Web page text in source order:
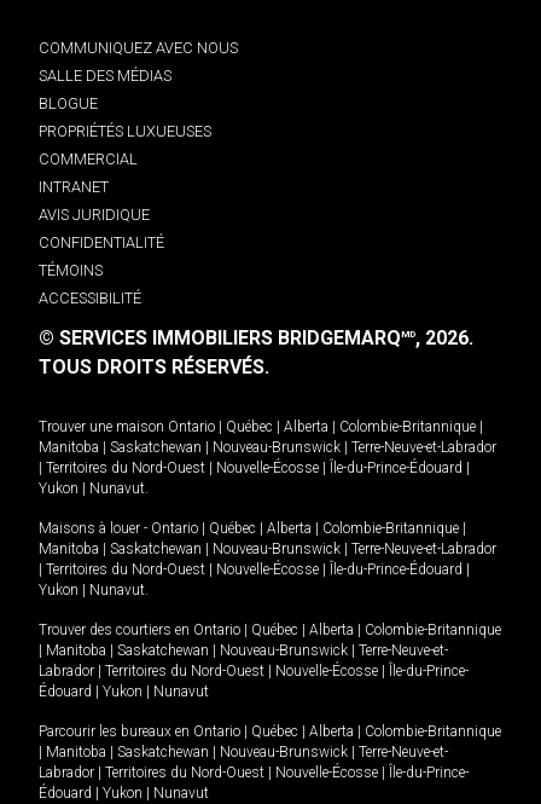
COMMUNIQUEZ AVEC NOUS
SALLE DES MÉDIAS
BLOGUE
PROPRIÉTÉS LUXUEUSES
COMMERCIAL
INTRANET
AVIS JURIDIQUE
CONFIDENTIALITÉ
TÉMOINS
ACCESSIBILITÉ
© SERVICES IMMOBILIERS BRIDGEMARQMD, 2026.
TOUS DROITS RÉSERVÉS.
Trouver une maison Ontario Québec Alberta Colombie-Britannique
Manitoba
Saskatchewan Nouveau-Brunswick
Terre-Neuve-et-Labrador
Territoires du Nord-Ouest Nouvelle-Écosse Île-du-Prince-Édouard
Yukon
Nunavut.
Maisons à louer - Ontario Québec Alberta Colombie-Britannique
Manitoba
Saskatchewan Nouveau-Brunswick
Terre-Neuve-et-Labrador
Territoires du Nord-Ouest Nouvelle-Écosse Île-du-Prince-Édouard
Yukon
Nunavut.
Trouver des courtiers en Ontario Québec Alberta
Colombie-Britannique
Manitoba Saskatchewan Nouveau-Brunswick
Terre-Neuve-et-
Labrador
Territoires du Nord-Ouest Nouvelle-Écosse
Île-du-Prince-
Édouard
Yukon Nunavut
Parcourir les bureaux en Ontario Québec Alberta
Colombie-Britannique
Manitoba Saskatchewan Nouveau-Brunswick
Terre-Neuve-et-
Labrador
Territoires du Nord-Ouest Nouvelle-Écosse
Île-du-Prince-
Édouard
Yukon Nunavut